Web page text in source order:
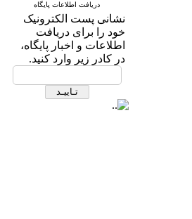
دریافت اطلاعات پایگاه
نشانی پست الکترونیک
خود را برای دریافت
اطلاعات و اخبار پایگاه،
در کادر زیر وارد کنید.